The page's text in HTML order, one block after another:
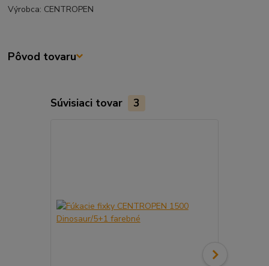
Výrobca: CENTROPEN
Pôvod tovaru
Súvisiaci tovar 3